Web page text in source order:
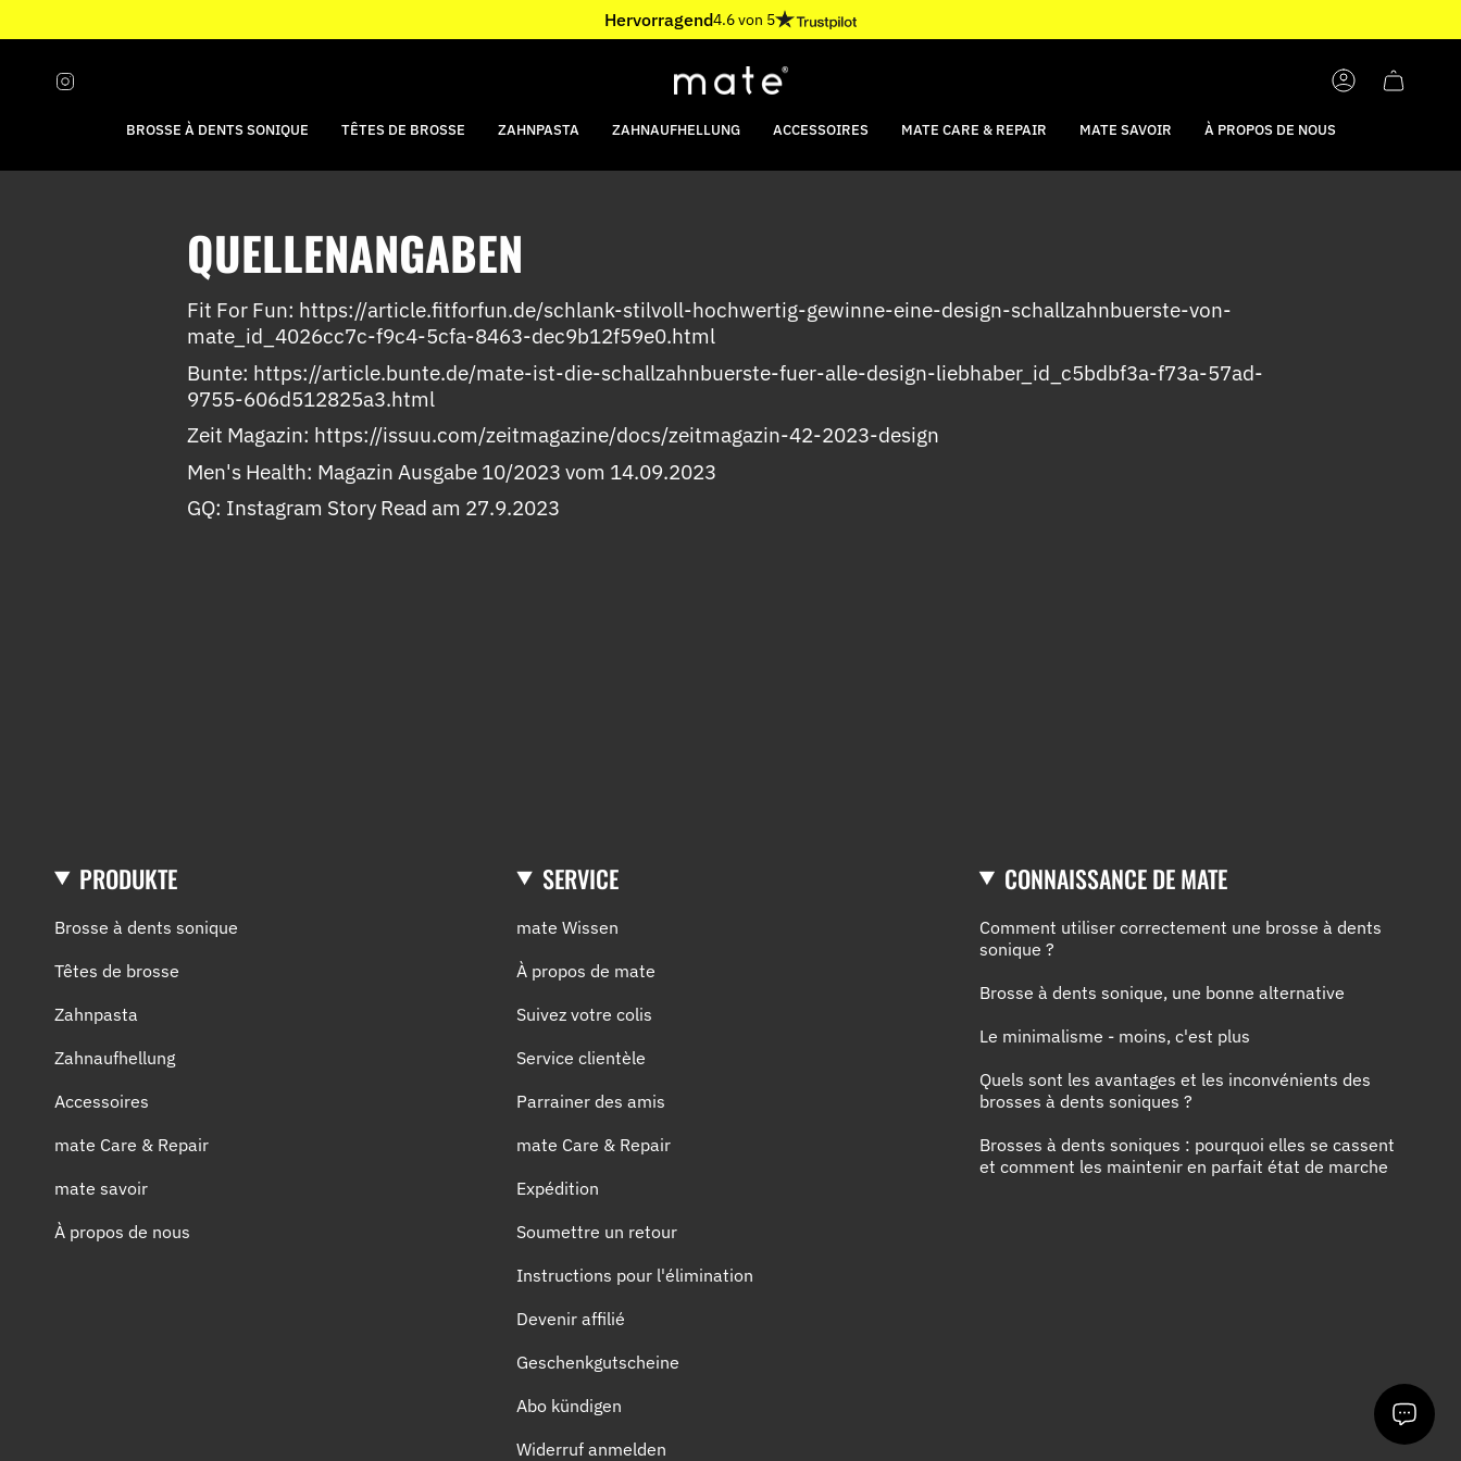
Hervorragend4.6 von 5
COMPTE
BROSSE À DENTS SONIQUE TÊTES DE BROSSE ZAHNPASTA ZAHNAUFHELLUNG ACCESSOIRES MATE CARE & REPAIR MATE SAVOIR À PROPOS DE NOUS
QUELLENANGABEN
Fit For Fun: https://article.fitforfun.de/schlank-stilvoll-hochwertig-gewinne-eine-design-schallzahnbuerste-von-
mate_id_4026cc7c-f9c4-5cfa-8463-dec9b12f59e0.html
Bunte: https://article.bunte.de/mate-ist-die-schallzahnbuerste-fuer-alle-design-liebhaber_id_c5bdbf3a-f73a-57ad-
9755-606d512825a3.html
Zeit Magazin: https://issuu.com/zeitmagazine/docs/zeitmagazin-42-2023-design
Men's Health: Magazin Ausgabe 10/2023 vom 14.09.2023
GQ: Instagram Story Read am 27.9.2023
PRODUKTE
Brosse à dents sonique
Têtes de brosse
Zahnpasta
Zahnaufhellung
Accessoires
mate Care & Repair
mate savoir
À propos de nous
SERVICE
mate Wissen
À propos de mate
Suivez votre colis
Service clientèle
Parrainer des amis
mate Care & Repair
Expédition
Soumettre un retour
Instructions pour l'élimination
Devenir affilié
Geschenkgutscheine
Abo kündigen
Widerruf anmelden
CONNAISSANCE DE MATE
Comment utiliser correctement une brosse à dents
sonique ?
Brosse à dents sonique, une bonne alternative
Le minimalisme - moins, c'est plus
Quels sont les avantages et les inconvénients des
brosses à dents soniques ?
Brosses à dents soniques : pourquoi elles se cassent
et comment les maintenir en parfait état de marche